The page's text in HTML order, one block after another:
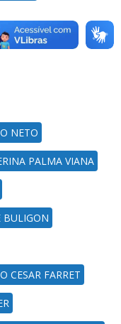
NETO
PALMA VIANA
BULIGON
CESAR FARRET